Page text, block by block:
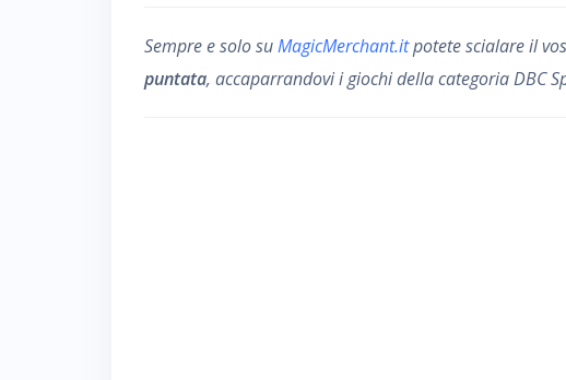
Sempre e solo suMagicMerchant.itpotete scialare il
puntata, accaparrandovi i giochi della categoria DBC